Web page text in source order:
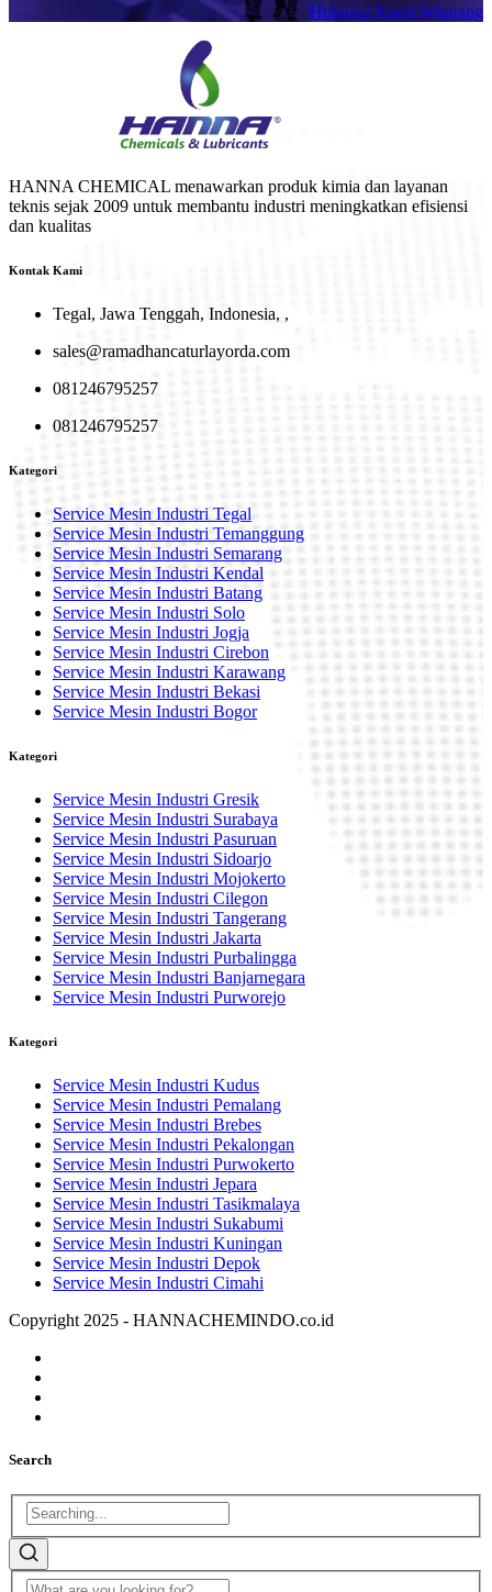
Hubungi Kami Sekarang
HANNA CHEMICAL menawarkan produk kimia dan layanan
teknis sejak 2009 untuk membantu industri meningkatkan efisiensi
dan kualitas
Kontak Kami
Tegal, Jawa Tenggah, Indonesia, ,
sales@ramadhancaturlayorda.com
081246795257
081246795257
Kategori
Service Mesin Industri Tegal
Service Mesin Industri Temanggung
Service Mesin Industri Semarang
Service Mesin Industri Kendal
Service Mesin Industri Batang
Service Mesin Industri Solo
Service Mesin Industri Jogja
Service Mesin Industri Cirebon
Service Mesin Industri Karawang
Service Mesin Industri Bekasi
Service Mesin Industri Bogor
Kategori
Service Mesin Industri Gresik
Service Mesin Industri Surabaya
Service Mesin Industri Pasuruan
Service Mesin Industri Sidoarjo
Service Mesin Industri Mojokerto
Service Mesin Industri Cilegon
Service Mesin Industri Tangerang
Service Mesin Industri Jakarta
Service Mesin Industri Purbalingga
Service Mesin Industri Banjarnegara
Service Mesin Industri Purworejo
Kategori
Service Mesin Industri Kudus
Service Mesin Industri Pemalang
Service Mesin Industri Brebes
Service Mesin Industri Pekalongan
Service Mesin Industri Purwokerto
Service Mesin Industri Jepara
Service Mesin Industri Tasikmalaya
Service Mesin Industri Sukabumi
Service Mesin Industri Kuningan
Service Mesin Industri Depok
Service Mesin Industri Cimahi
Copyright 2025 - HANNACHEMINDO.co.id
Search